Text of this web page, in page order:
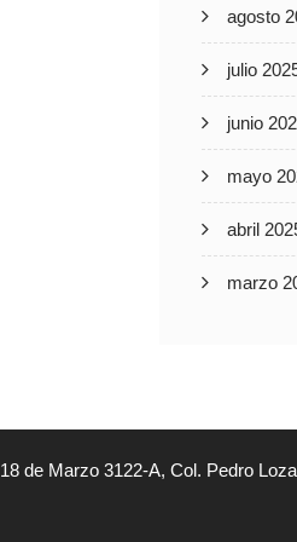
agosto
julio
junio
mayo
abril
marzo
18 de Marzo 3122-A, Col. Pedro